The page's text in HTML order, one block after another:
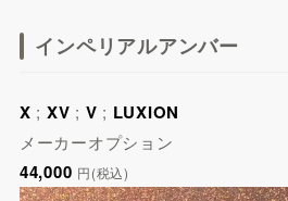
インペリアルアンバー
X ; XV ; V ; LUXION
メーカーオプション
44,000 円(税込)